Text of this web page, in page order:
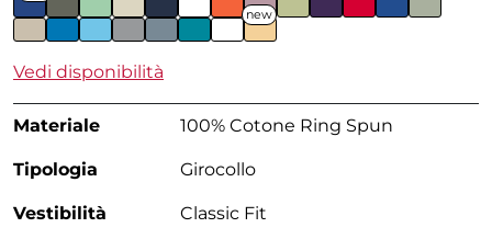
new
Vedi disponibilità
Materiale 100% Cotone Ring Spun
Tipologia Girocollo
Vestibilità Classic Fit